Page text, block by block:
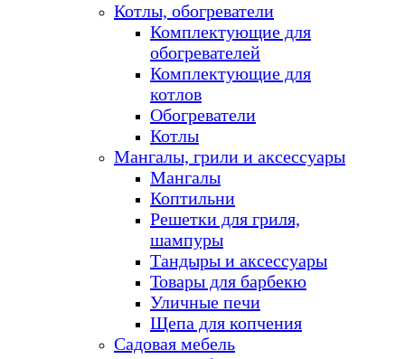
Котлы, обогреватели
Комплектующие для
обогревателей
Комплектующие для
котлов
Обогреватели
Котлы
Мангалы, грили и аксессуары
Мангалы
Коптильни
Решетки для гриля,
шампуры
Тандыры и аксессуары
Товары для барбекю
Уличные печи
Щепа для копчения
Садовая мебель